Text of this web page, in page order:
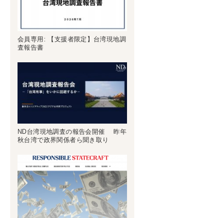
会員専用: 【支援者限定】台湾現地調
査報告書
ND台湾現地調査の報告会開催 昨年
秋台湾で政界関係者ら聞き取り